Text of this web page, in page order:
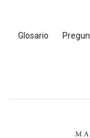
contentGlosario